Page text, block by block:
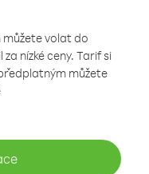
volat do
nízké ceny. Tarif si
můžete